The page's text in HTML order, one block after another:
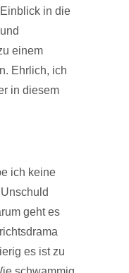
in die
einem
Ehrlich, ich
in diesem
ich keine
geht es
es ist zu